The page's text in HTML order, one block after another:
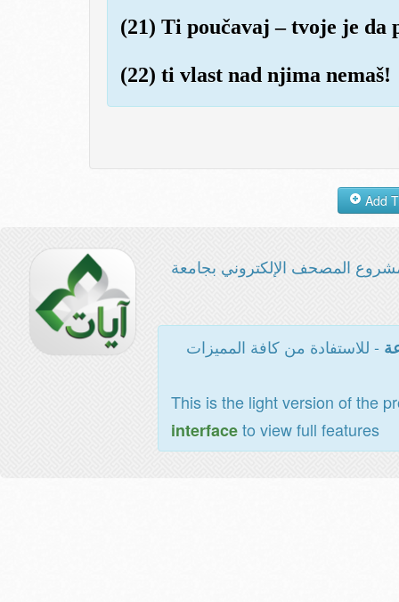
(21) Ti poučavaj – tvoje je da
(22) ti vlast nad njima nemaš!
المصحف الإلكتروني بجامعة
- للاستفادة من كافة المميزات
This is the light version of the
interfaceto view full features